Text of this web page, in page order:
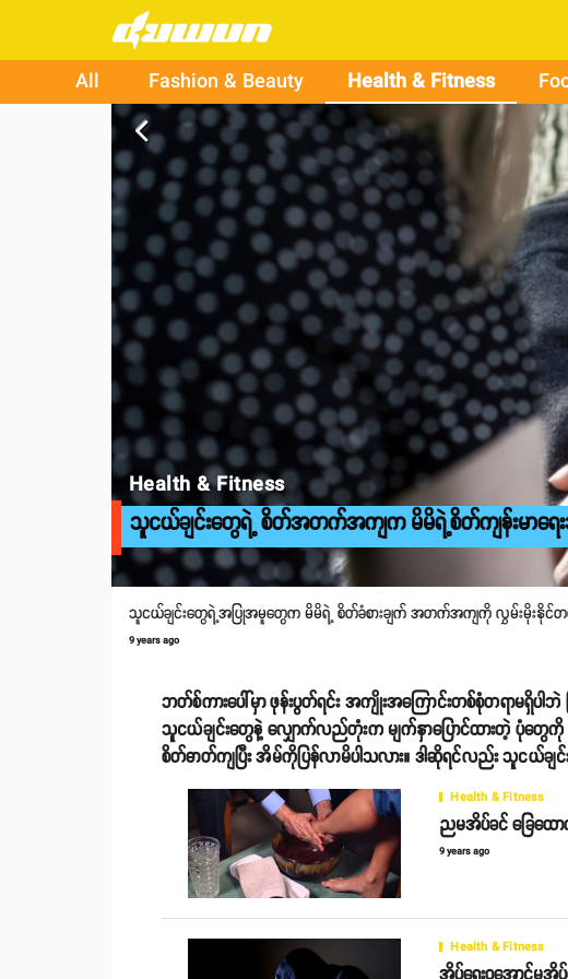
All
Fashion & Beauty Health & Fitness
arrow_back_ios
Health & Fitness
သူငယ်ချင်းတွေရဲ့ စိတ်အတက်အကျက မိမိရဲ့စိတ်ကျန်းမာရေ
သူငယ်ချင်းတွေရဲ့အပြုအမူတွေက မိမိရဲ့ စိတ်ခံစားချက် အတက်အကျကို လွှမ်းမိုးနိုင်တ
9 years ago
ဘတ်စ်ကားပေါ်မှာ ဖုန်းပွတ်ရင်း အကျိုးအကြောင်းတစ်စုံတရာမရှိပါ
သူငယ်ချင်းတွေနဲ့ လျှောက်လည်တုံးက မျက်နှာပြောင်ထားတဲ့ ပုံတွေကို
စိတ်ဓာတ်ကျပြီး အိမ်ကိုပြန်လာမိပါသလား။ ဒါဆိုရင်လည်း သူငယ်ချ
Health & Fitness
ညမအိပ်ခင် ခြေထောက်
9 years ago
Health & Fitness